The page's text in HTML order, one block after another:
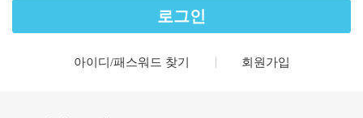
아이디/패스워드 찾기 회원가입